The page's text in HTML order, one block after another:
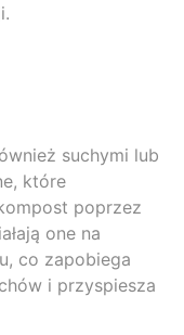
suchymi lub
które
poprzez
one na
co zapobiega
i przyspiesza